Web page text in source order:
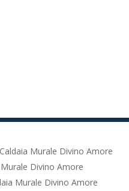
Caldaia Murale Divino Amore
Divino Amore
Murale Divino Amore